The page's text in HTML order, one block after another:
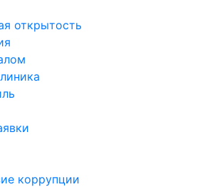
открытость
коррупции